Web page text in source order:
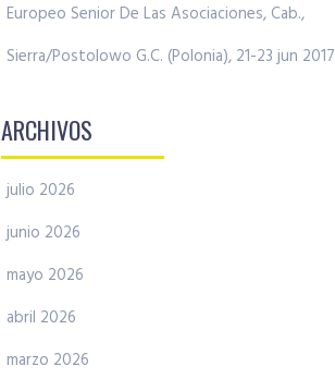
Europeo Senior De Las Asociaciones, Cab.,
Sierra/Postolowo G.C. (Polonia), 21-23 jun 2017
ARCHIVOS
julio 2026
junio 2026
mayo 2026
abril 2026
marzo 2026